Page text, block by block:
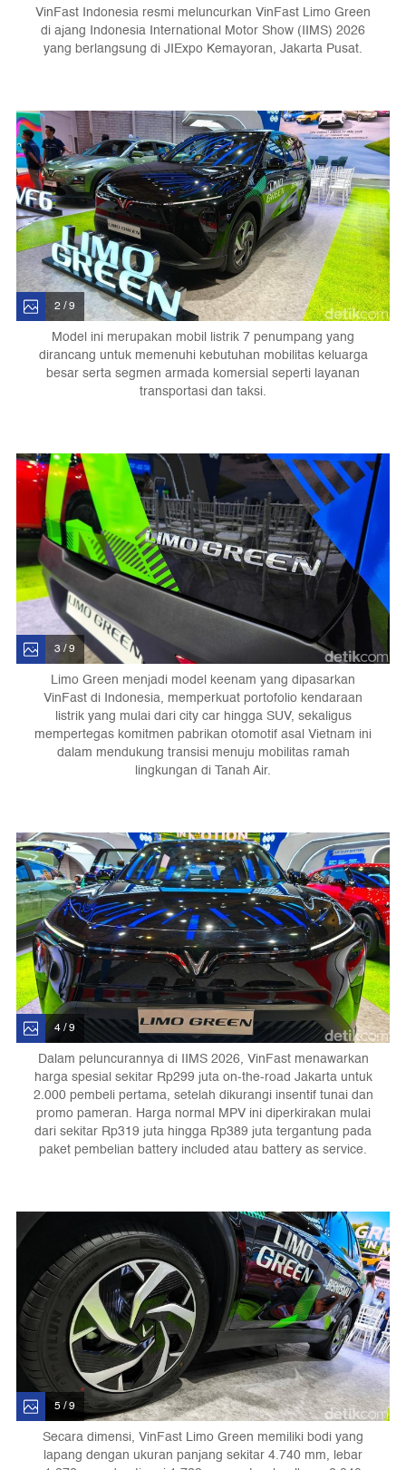
VinFast Indonesia resmi meluncurkan VinFast Limo Green
di ajang Indonesia International Motor Show (IIMS) 2026
yang berlangsung di JIExpo Kemayoran, Jakarta Pusat.
2 / 9
Model ini merupakan mobil listrik 7 penumpang yang
dirancang untuk memenuhi kebutuhan mobilitas keluarga
besar serta segmen armada komersial seperti layanan
transportasi dan taksi.
3 / 9
Limo Green menjadi model keenam yang dipasarkan
VinFast di Indonesia, memperkuat portofolio kendaraan
listrik yang mulai dari city car hingga SUV, sekaligus
mempertegas komitmen pabrikan otomotif asal Vietnam ini
dalam mendukung transisi menuju mobilitas ramah
lingkungan di Tanah Air.
4 / 9
Dalam peluncurannya di IIMS 2026, VinFast menawarkan
harga spesial sekitar Rp299 juta on-the-road Jakarta untuk
2.000 pembeli pertama, setelah dikurangi insentif tunai dan
promo pameran. Harga normal MPV ini diperkirakan mulai
dari sekitar Rp319 juta hingga Rp389 juta tergantung pada
paket pembelian battery included atau battery as service.
5 / 9
Secara dimensi, VinFast Limo Green memiliki bodi yang
lapang dengan ukuran panjang sekitar 4.740 mm, lebar